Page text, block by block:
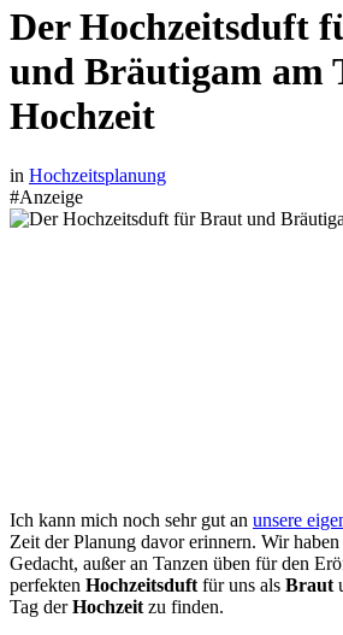
Der Hochzeitsduft
und Bräutigam am
Hochzeit
in Hochzeitsplanung
#Anzeige
Ich kann mich noch sehr gut an unsere
Zeit der Planung davor erinnern. Wir
Gedacht, außer an Tanzen üben für den
perfekten Hochzeitsduft für uns als Braut
Tag derHochzeit zu finden.